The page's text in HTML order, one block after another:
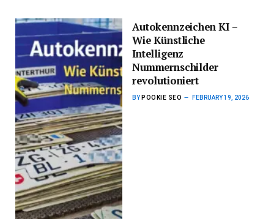
Autokennzeichen KI –
Wie Künstliche
Intelligenz
Nummernschilder
revolutioniert
BY POOKIE SEO FEBRUARY 19, 2026